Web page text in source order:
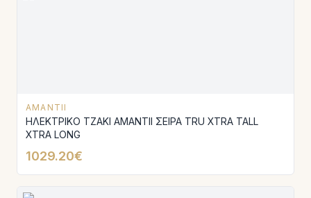
AMANTII
ΗΛΕΚΤΡΙΚΟ ΤΖΑΚΙ AMANTΙI ΣΕΙΡΑ TRU XTRA TALL
XTRA LONG
1029.20€